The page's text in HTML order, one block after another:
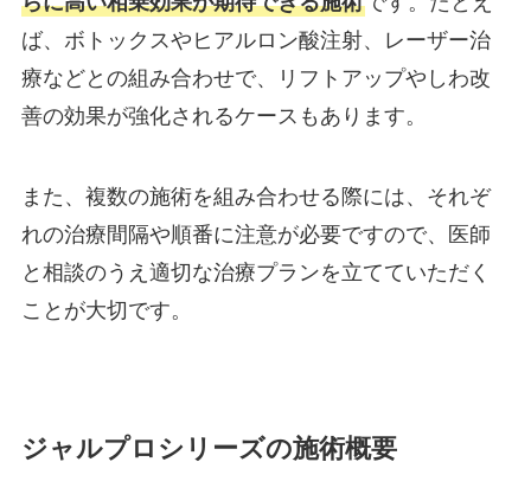
ば、ボトックスやヒアルロン酸注射、レーザー治
療などとの組み合わせで、リフトアップやしわ改
善の効果が強化されるケースもあります。
また、複数の施術を組み合わせる際には、それぞ
れの治療間隔や順番に注意が必要ですので、医師
と相談のうえ適切な治療プランを立てていただく
ことが大切です。
ジャルプロシリーズの施術概要